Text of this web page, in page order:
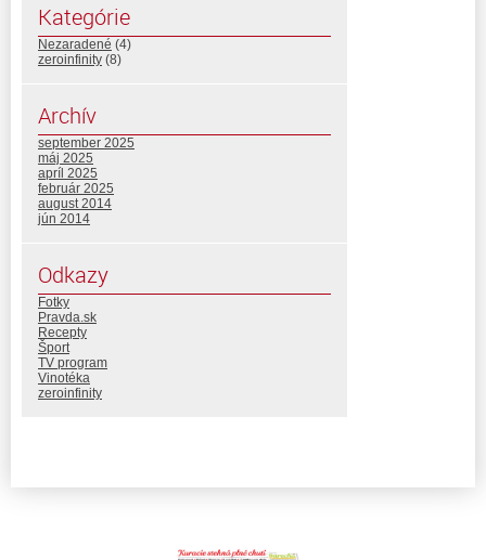
Kategórie
Nezaradené (4)
zeroinfinity (8)
Archív
september 2025
máj 2025
apríl 2025
február 2025
august 2014
jún 2014
Odkazy
Fotky
Pravda.sk
Recepty
Šport
TV program
Vinotéka
zeroinfinity